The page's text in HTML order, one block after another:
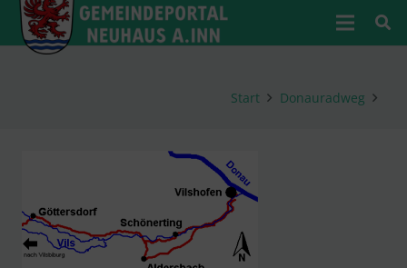
Start Donauradweg